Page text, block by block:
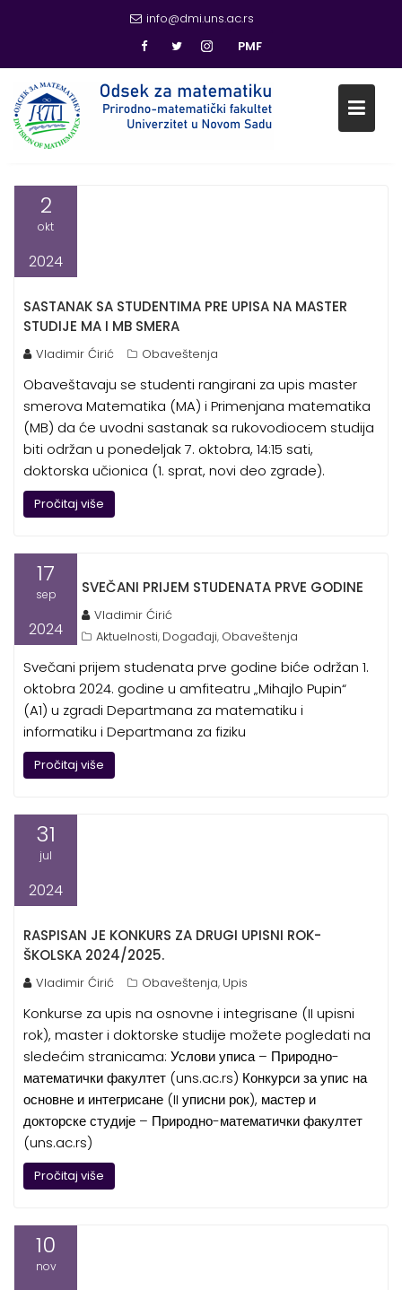
content
info@dmi.uns.ac.rs
PMF
AUTOR: VLADIMIR ĆIRIĆ
2
okt
2024
SASTANAK SA STUDENTIMA PRE UPISA NA MASTER
STUDIJE MA I MB SMERA
Vladimir Ćirić Obaveštenja
Obaveštavaju se studenti rangirani za upis master
smerova Matematika (MA) i Primenjana matematika
(MB) da će uvodni sastanak sa rukovodiocem studija
biti održan u ponedeljak 7. oktobra, 14:15 sati,
doktorska učionica (1. sprat, novi deo zgrade).
Pročitaj više
17
sep
2024
SVEČANI PRIJEM STUDENATA PRVE GODINE
Vladimir Ćirić
Aktuelnosti, Događaji, Obaveštenja
Svečani prijem studenata prve godine biće održan 1.
oktobra 2024. godine u amfiteatru „Mihajlo Pupin“
(A1) u zgradi Departmana za matematiku i
informatiku i Departmana za fiziku
Pročitaj više
31
jul
2024
RASPISAN JE KONKURS ZA DRUGI UPISNI ROK-
ŠKOLSKA 2024/2025.
Vladimir Ćirić Obaveštenja, Upis
Konkurse za upis na osnovne i integrisane (II upisni
rok), master i doktorske studije možete pogledati na
sledećim stranicama: Услови уписа – Природно-
математички факултет (uns.ac.rs) Конкурси за упис на
основне и интегрисане (II уписни рок), мастер и
докторске студије – Природно-математички факултет
(uns.ac.rs)
Pročitaj više
10
nov